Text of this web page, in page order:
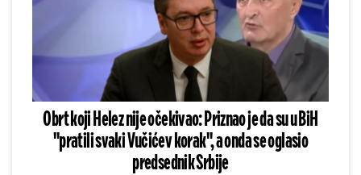
Obrt koji Helez nije očekivao: Priznao je da su u BiH
"pratili svaki Vučićev korak", a onda se oglasio
predsednik Srbije